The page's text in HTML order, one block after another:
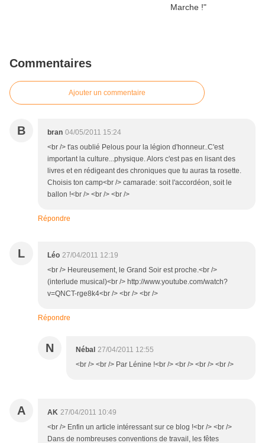
Commentaires
Ajouter un commentaire
B bran 04/05/2011 15:24
<br /> t'as oublié Pelous pour la légion d'honneur..C'est
important la culture...physique. Alors c'est pas en lisant des
livres et en rédigeant des chroniques que tu auras ta rosette.
Choisis ton camp<br /> camarade: soit l'accordéon, soit le
ballon !<br /> <br /> <br />
Répondre
L Léo 27/04/2011 12:19
<br /> Heureusement, le Grand Soir est proche.<br />
(interlude musical)<br /> http://www.youtube.com/watch?
v=QNCT-rge8k4<br /> <br /> <br />
Répondre
N Nébal 27/04/2011 12:55
<br /> <br /> Par Lénine !<br /> <br /> <br /> <br />
A AK 27/04/2011 10:49
<br /> Enfin un article intéressant sur ce blog !<br /> <br />
Dans de nombreuses conventions de travail, les fêtes